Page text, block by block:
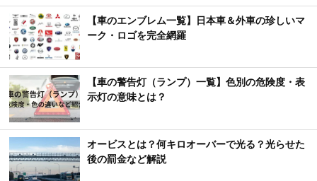
【車のエンブレム一覧】日本車＆外車の珍しいマ
ーク・ロゴを完全網羅
【車の警告灯（ランプ）一覧】色別の危険度・表
示灯の意味とは？
オービスとは？何キロオーバーで光る？光らせた
後の罰金など解説